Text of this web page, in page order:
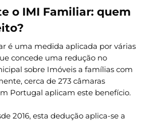
o IMI Familiar: quem
?
é uma medida aplicada por várias
concede uma redução no
sobre Imóveis a famílias com
cerca de 273 câmaras
Portugal aplicam este benefício.
2016, esta dedução aplica-se a